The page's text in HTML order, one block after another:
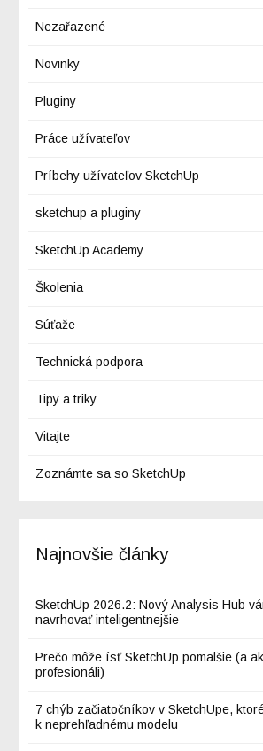
Nezařazené
Novinky
Pluginy
Práce užívateľov
Príbehy užívateľov SketchUp
sketchup a pluginy
SketchUp Academy
Školenia
Súťaže
Technická podpora
Tipy a triky
Vitajte
Zoznámte sa so SketchUp
Najnovšie články
SketchUp 2026.2: Nový Analysis Hub
navrhovať inteligentnejšie
Prečo môže ísť SketchUp pomalšie (a
profesionáli)
7 chýb začiatočníkov v SketchUpe,
k neprehľadnému modelu